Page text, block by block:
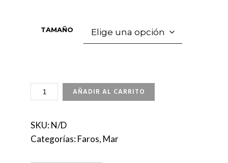
TAMAÑO
ILLUMINATING
THE
AÑADIR AL CARRITO
SKU:N/D
Categorías:Faros, Mar